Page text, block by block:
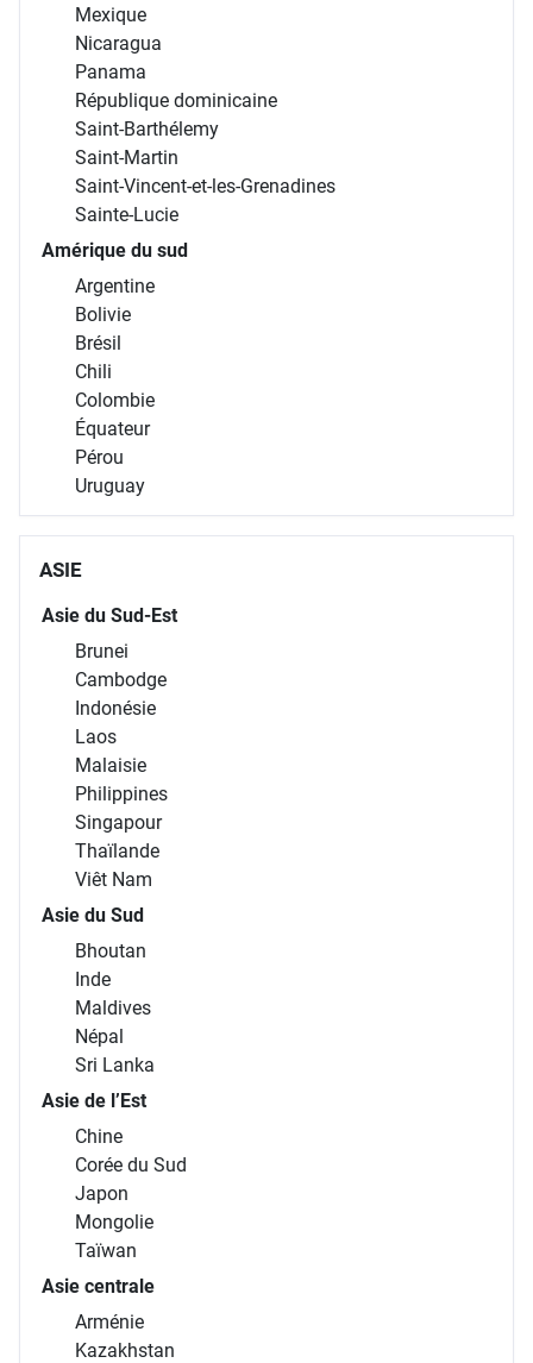
Mexique
Nicaragua
Panama
République dominicaine
Saint-Barthélemy
Saint-Martin
Saint-Vincent-et-les-Grenadines
Sainte-Lucie
Amérique du sud
Argentine
Bolivie
Brésil
Chili
Colombie
Équateur
Pérou
Uruguay
ASIE
Asie du Sud-Est
Brunei
Cambodge
Indonésie
Laos
Malaisie
Philippines
Singapour
Thaïlande
Viêt Nam
Asie du Sud
Bhoutan
Inde
Maldives
Népal
Sri Lanka
Asie de l’Est
Chine
Corée du Sud
Japon
Mongolie
Taïwan
Asie centrale
Arménie
Kazakhstan